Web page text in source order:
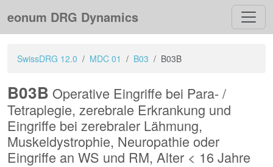
eonum DRG Dynamics
SwissDRG 12.0 MDC 01 B03 B03B
B03B Operative Eingriffe bei Para- /
Tetraplegie, zerebrale Erkrankung und
Eingriffe bei zerebraler Lähmung,
Muskeldystrophie, Neuropathie oder
Eingriffe an WS und RM, Alter < 16 Jahre